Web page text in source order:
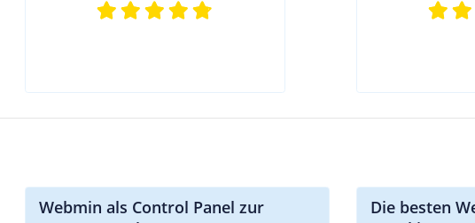
Webmin als Control Panel zur
Die besten